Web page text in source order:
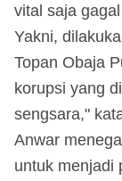
vital saja
Yakni,
Topan Obaja
korupsi yang
sengsara,"
Anwar
untuk menjadi